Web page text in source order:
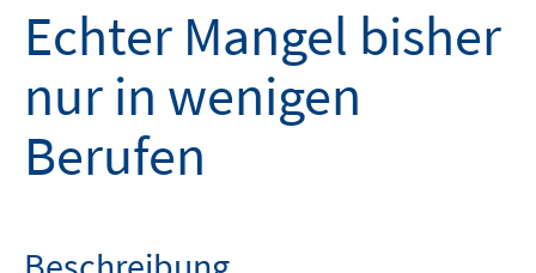
Echter Mangel bisher
nur in wenigen
Berufen